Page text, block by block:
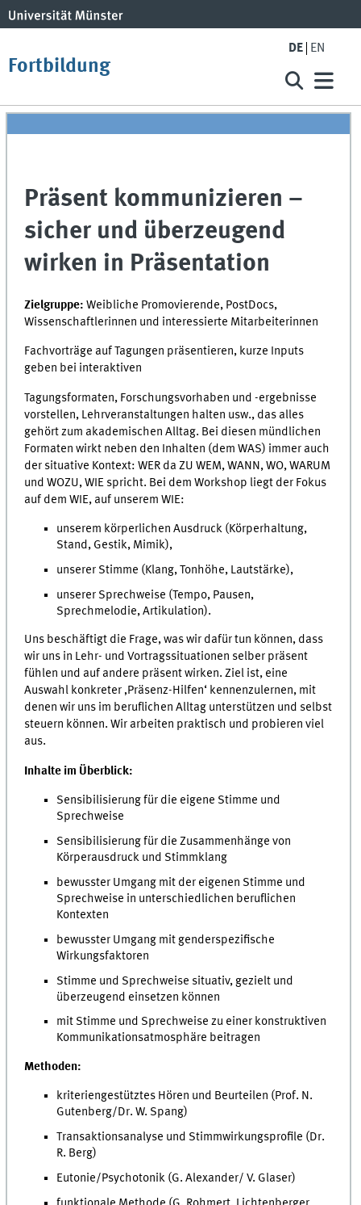
Fortbildung
DE EN
Präsent kommunizieren –
sicher und überzeugend
wirken in Präsentation
Zielgruppe:Weibliche Promovierende, PostDocs,
Wissenschaftlerinnen und interessierte Mitarbeiterinnen
Fachvorträge auf Tagungen präsentieren, kurze Inputs
geben bei interaktiven
Tagungsformaten, Forschungsvorhaben und -ergebnisse
vorstellen, Lehrveranstaltungen halten usw., das alles
gehört zum akademischen Alltag. Bei diesen mündlichen
Formaten wirkt neben den Inhalten (dem WAS) immer auch
der situative Kontext: WER da ZU WEM, WANN, WO, WARUM
und WOZU, WIE spricht. Bei dem Workshop liegt der Fokus
auf dem WIE, auf unserem WIE:
unserem körperlichen Ausdruck (Körperhaltung,
Stand, Gestik, Mimik),
unserer Stimme (Klang, Tonhöhe, Lautstärke),
unserer Sprechweise (Tempo, Pausen,
Sprechmelodie, Artikulation).
Uns beschäftigt die Frage, was wir dafür tun können, dass
wir uns in Lehr- und Vortragssituationen selber präsent
fühlen und auf andere präsent wirken. Ziel ist, eine
Auswahl konkreter ‚Präsenz-Hilfen‘ kennenzulernen, mit
denen wir uns im beruflichen Alltag unterstützen und selbst
steuern können. Wir arbeiten praktisch und probieren viel
aus.
Inhalte im Überblick:
Sensibilisierung für die eigene Stimme und
Sprechweise
Sensibilisierung für die Zusammenhänge von
Körperausdruck und Stimmklang
bewusster Umgang mit der eigenen Stimme und
Sprechweise in unterschiedlichen beruflichen
Kontexten
bewusster Umgang mit genderspezifische
Wirkungsfaktoren
Stimme und Sprechweise situativ, gezielt und
überzeugend einsetzen können
mit Stimme und Sprechweise zu einer konstruktiven
Kommunikationsatmosphäre beitragen
Methoden:
kriteriengestütztes Hören und Beurteilen (Prof. N.
Gutenberg/Dr. W. Spang)
Transaktionsanalyse und Stimmwirkungsprofile (Dr.
R. Berg)
Eutonie/Psychotonik (G. Alexander/ V. Glaser)